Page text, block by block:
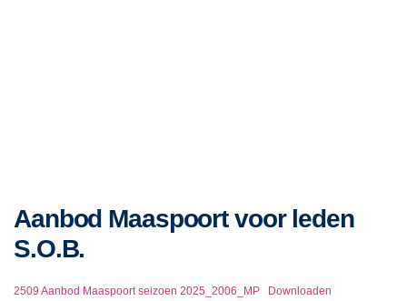
Aanbod Maaspoort voor leden
S.O.B.
2509 Aanbod Maaspoort seizoen 2025_2006_MP Downloaden